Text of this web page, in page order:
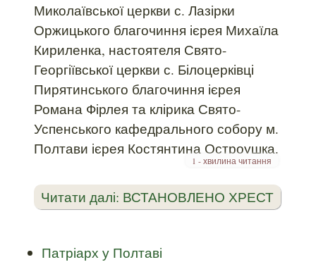
Миколаївської церкви с. Лазірки
Оржицького благочиння ієрея Михаїла
Кириленка, настоятеля Свято-
Георгіївської церкви с. Білоцерківці
Пирятинського благочиння ієрея
Романа Фірлея та клірика Свято-
Успенського кафедрального собору м.
Полтави ієрея Костянтина Остроушка.
1 - хвилина читання
Читати далі: ВСТАНОВЛЕНО ХРЕСТ
Патріарх у Полтаві